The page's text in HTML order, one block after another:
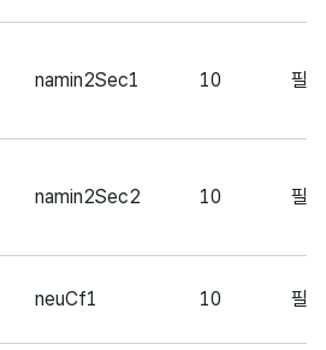
namin2Sec1 10 필
namin2Sec2 10 필
neuCf1 10 필